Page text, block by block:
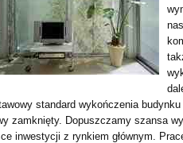
standard wykończenia
zamknięty. Dopuszczamy szansa
inwestycji z rynkiem głównym.